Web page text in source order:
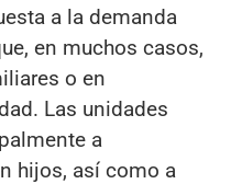
a la demanda
en muchos casos,
o en
Las unidades
a
hijos, así como a